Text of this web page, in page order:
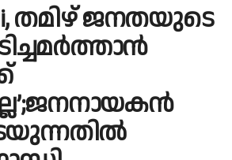
തമിഴ് ജനതയുടെ